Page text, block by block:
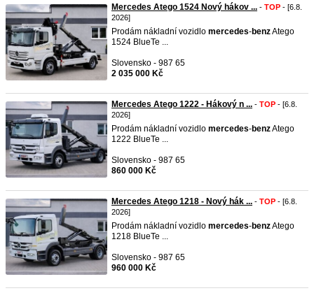
Mercedes Atego 1524 Nový hákov ... - TOP - [6.8.
2026]
Prodám nákladní vozidlo mercedes-benzAtego
1524 BlueTe ...
Slovensko - 987 65
2 035 000 Kč
Mercedes Atego 1222 - Hákový n ... - TOP - [6.8.
2026]
Prodám nákladní vozidlo mercedes-benzAtego
1222 BlueTe ...
Slovensko - 987 65
860 000 Kč
Mercedes Atego 1218 - Nový hák ... - TOP - [6.8.
2026]
Prodám nákladní vozidlo mercedes-benzAtego
1218 BlueTe ...
Slovensko - 987 65
960 000 Kč